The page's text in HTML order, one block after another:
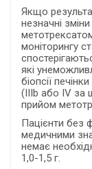
Якщо
незначні
моніторингу
які
біопсії
(IIIb або IV за
прийом
Пацієнти без
медичними
немає
1,0-1,5 г.